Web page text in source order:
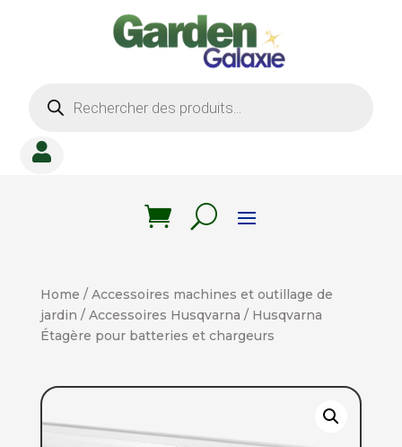
produits

Home / Accessoires machines et outillage de
jardin / Accessoires Husqvarna / Husqvarna
Étagère pour batteries et chargeurs